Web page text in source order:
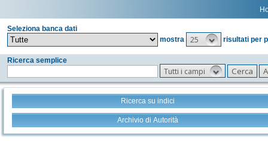
Seleziona banca dati
mostra
25 risultati per
Ricerca semplice
Tutti i campi
Ricerca su indici
Archivio di Autorità